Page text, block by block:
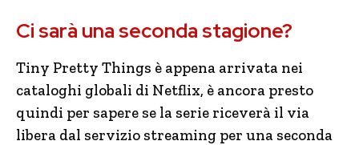
Ci sarà una seconda stagione?
Tiny Pretty Things è appena arrivata nei
cataloghi globali di Netflix, è ancora presto
quindi per sapere se la serie riceverà il via
libera dal servizio streaming per una seconda